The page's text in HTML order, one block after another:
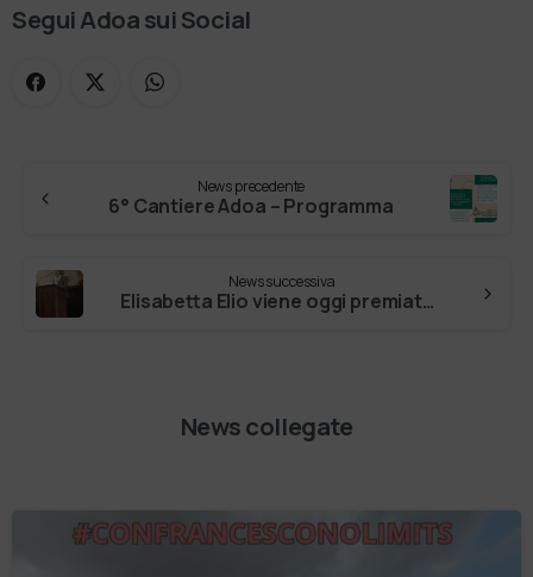
Segui Adoa sui Social
News precedente
6° Cantiere Adoa – Programma
News successiva
Elisabetta Elio viene oggi premiata per il suo impegno nel tempo della pandemia per la cura degli anziani ospiti nella Pia Opera Ciccarelli …
News collegate